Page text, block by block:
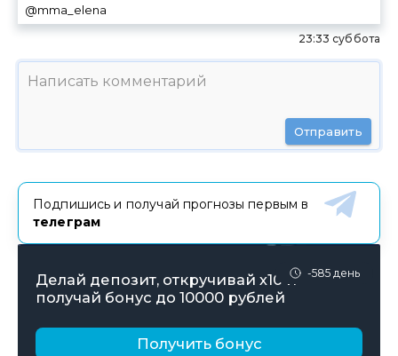
@mma_elena
23:33 суббота
Отправить
Подпишись и получай прогнозы первым в
телеграм
-585 день
Делай депозит, откручивай х10 и
получай бонус до 10000 рублей
Получить бонус